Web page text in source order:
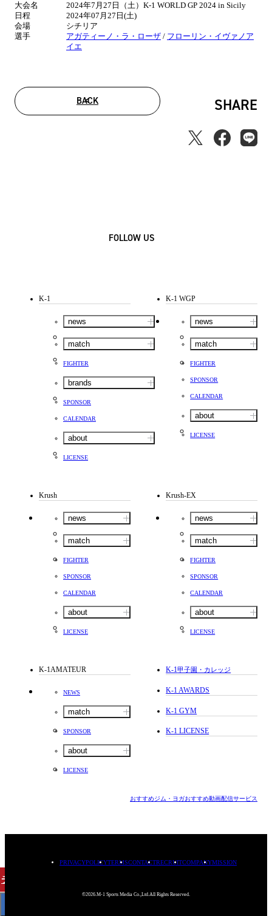
大会名
2024年7⽉27⽇（土）K-1 WORLD GP 2024 in Sicily
日程
2024年07月27日(土)
会場
シチリア
選手
アガティーノ・ラ・ローザ / フローリン・イヴァノア
イエ
BACK SHARE
チケット
FOLLOW US
K-1
news
match
FIGHTER
brands
SPONSOR
CALENDAR
about
LICENSE
K-1 WGP
news
match
FIGHTER
SPONSOR
CALENDAR
about
LICENSE
Krush
news
match
FIGHTER
SPONSOR
CALENDAR
about
LICENSE
Krush-EX
news
match
FIGHTER
SPONSOR
CALENDAR
about
LICENSE
K-1AMATEUR
NEWS
match
SPONSOR
about
LICENSE
K-1甲子園・カレッジ
K-1 AWARDS
K-1 GYM
K-1 LICENSE
おすすめジム・ヨガおすすめ動画配信サービス
PRIVACYPOLICYTERMSCONTACTRECRUITCOMPANYMISSION
©2026.M-1 Sports Media Co.,Ltd.All Rights Reserved.